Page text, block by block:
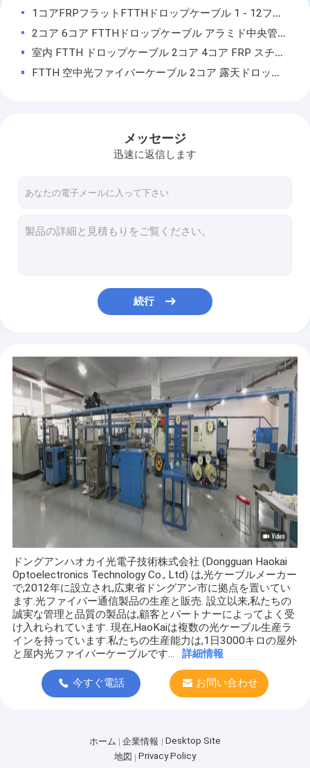
屋外繊維ケーブル
FTTHのパッチ・コード
光ファイバーパッチコード
クランプ光ファイバーケーブル用アクセサリー
繊維の速いコネクター
LAN ネットワークケーブル
1コアFRPフラットFTTHドロップケーブル 1 - 12ファイバーGYFXTY GYFXTBY自立ケーブル
2コア 6コア FTTHドロップケーブル アラミド中央管の鋼鉄ワイヤーを持つフラット光ファイバーケーブル
室内 FTTH ドロップケーブル 2コア 4コア FRP スチールワイヤ FTTHファイバー
FTTH 空中光ファイバーケーブル 2コア 露天ドロップ光ファイバーケーブル LSZH 黒色
6 コア装甲OPGWファイバーケーブル 8f 空中光ファイバーケーブル 地線
PBT OPGW 24コア 48コア 144コアを通過するヘアヘッドパイプのためのファイバーケーブル
FTTH パッチコード ST UPC ST APC 通信 高速データ送信
ネットワーク FTTH パッチコード 室内ドロップ ファイバーケーブル SC APC 1コア FRP 鋼鉄ワイヤー
マイクロコア 空気吹き光ファイバーケーブル 地下設置
空気吹く光ファイバーケーブル 地下設置 マイクロダクト
ミニエアブローケーブルHDPE Gcyfty Gcyfyダクト光ファイバーケーブル
PE マイクロエア吹きケーブルコーティングとストランディング HDPE マイクロダクトチューブパイプ
メッセージ
迅速に返信します
続行
ドングアンハオカイ光電子技術株式会社 (Dongguan Haokai
Optoelectronics Technology Co., Ltd) は,光ケーブルメーカー
で,2012年に設立され,広東省ドングアン市に拠点を置いてい
ます.光ファイバー通信製品の生産と販売. 設立以来,私たちの
誠実な管理と品質の製品は,顧客とパートナーによってよく受
け入れられています. 現在,HaoKaiは複数の光ケーブル生産ラ
インを持っています.私たちの生産能力は,1日3000キロの屋外
と屋内光ファイバーケーブルです...
詳細情報
今すぐ電話 お問い合わせ
ホーム 企業情報
Desktop Site
地図
Privacy Policy